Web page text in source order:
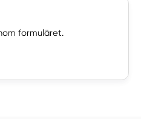
formuläret.